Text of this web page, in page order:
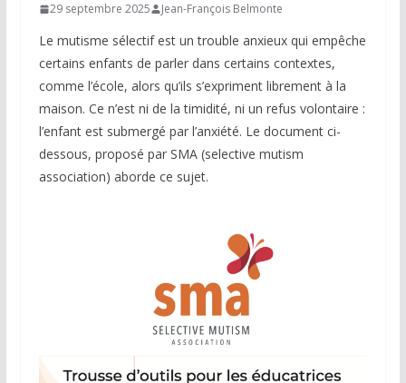
29 septembre 2025 Jean-François Belmonte
Le mutisme sélectif est un trouble anxieux qui empêche
certains enfants de parler dans certains contextes,
comme l’école, alors qu’ils s’expriment librement à la
maison. Ce n’est ni de la timidité, ni un refus volontaire :
l’enfant est submergé par l’anxiété. Le document ci-
dessous, proposé par SMA (selective mutism
association) aborde ce sujet.